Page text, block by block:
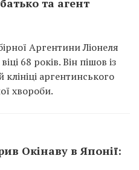
Аргентини Ліонеля
68 років. Він пішов із
аргентинського
хвороби.
Окінаву в Японії: